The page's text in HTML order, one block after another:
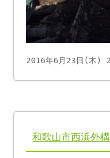
2016年6月23日(木)
和歌山市西浜外